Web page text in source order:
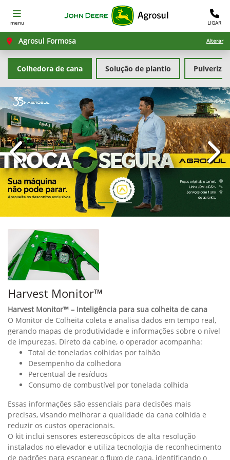
menu LIGAR
Agrosul Formosa Alterar
Solução de plantio
Colhedora de cana